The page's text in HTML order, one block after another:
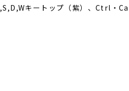
キートップ（紫）、Ctrl・